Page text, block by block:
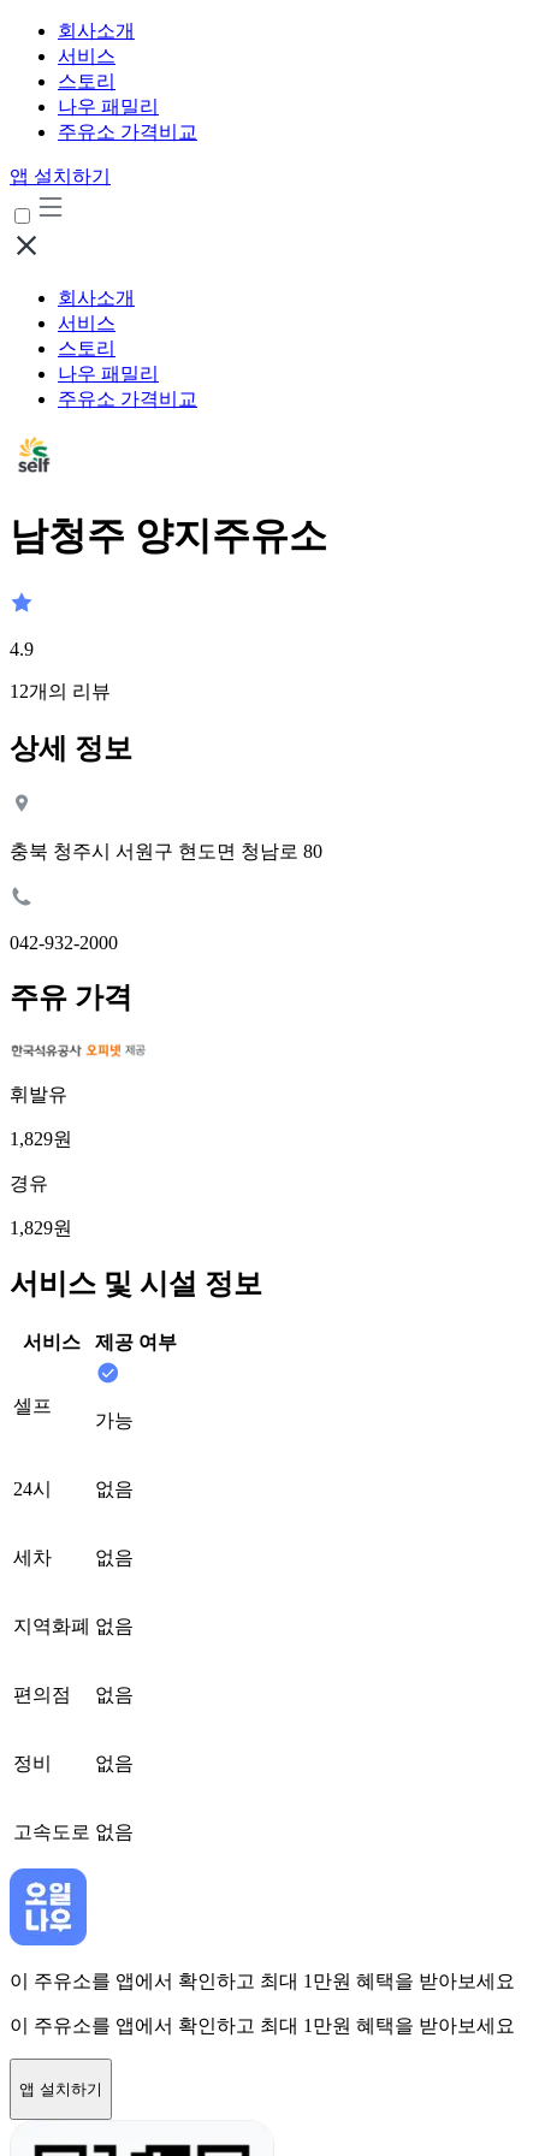
회사소개
서비스
스토리
나우 패밀리
주유소 가격비교
앱 설치하기
회사소개
서비스
스토리
나우 패밀리
주유소 가격비교
남청주 양지주유소
4.9
12개의 리뷰
상세 정보
충북 청주시 서원구 현도면 청남로 80
042-932-2000
주유 가격
휘발유
1,829원
경유
1,829원
서비스 및 시설 정보
서비스 제공 여부
셀프
가능
24시 없음
세차 없음
지역화폐 없음
편의점 없음
정비 없음
고속도로 없음
이 주유소를 앱에서 확인하고 최대 1만원 혜택을 받아보세요
이 주유소를 앱에서 확인하고 최대 1만원 혜택을 받아보세요
앱 설치하기